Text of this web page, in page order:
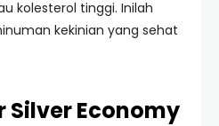
kolesterol tinggi. Inilah
kekinian yang sehat
Silver Economy